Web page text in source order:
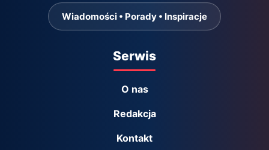
Wiadomości • Porady • Inspiracje
Serwis
O nas
Redakcja
Kontakt